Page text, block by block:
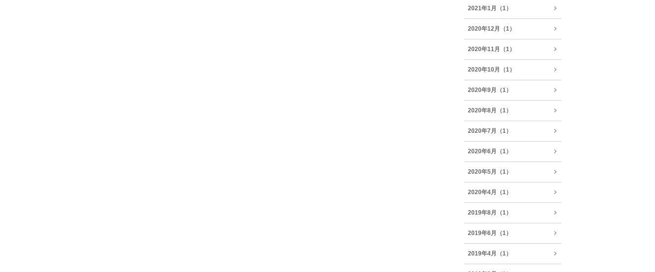
2021年1月（1）
2020年12月（1）
2020年11月（1）
2020年10月（1）
2020年9月（1）
2020年8月（1）
2020年7月（1）
2020年6月（1）
2020年5月（1）
2020年4月（1）
2019年8月（1）
2019年6月（1）
2019年4月（1）